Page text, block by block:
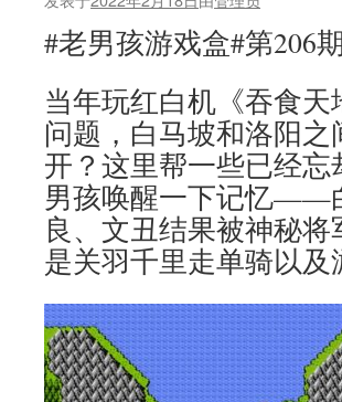
#老男孩游戏盒#第206
当年玩红白机《吞食
问题，白马坡和洛阳
开？这里帮一些已经
男孩唤醒一下记忆——
良、文丑结果被神秘
是关羽千里走单骑以